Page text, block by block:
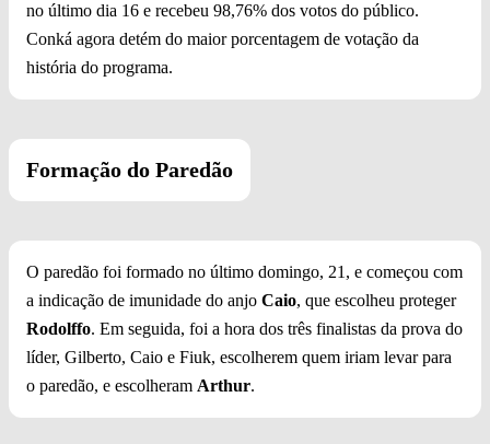
no último dia 16 e recebeu 98,76% dos votos do público.
Conká agora detém do maior porcentagem de votação da
história do programa.
Formação do Paredão
O paredão foi formado no último domingo, 21, e começou com
a indicação de imunidade do anjo Caio, que escolheu proteger
Rodolffo. Em seguida, foi a hora dos três finalistas da prova do
líder, Gilberto, Caio e Fiuk, escolherem quem iriam levar para
o paredão, e escolheram Arthur.